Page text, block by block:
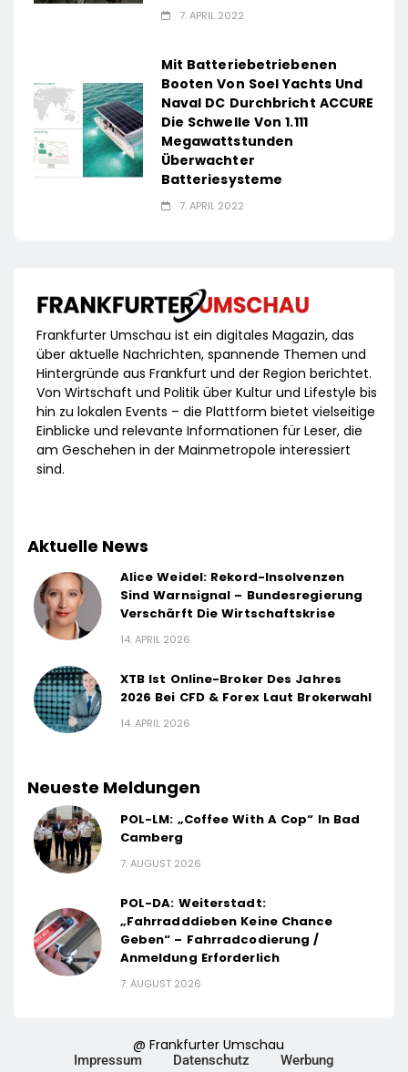
7. APRIL 2022
Mit Batteriebetriebenen
Booten Von Soel Yachts Und
Naval DC Durchbricht ACCURE
Die Schwelle Von 1.111
Megawattstunden
Überwachter
Batteriesysteme
7. APRIL 2022
Frankfurter Umschau ist ein digitales Magazin, das
über aktuelle Nachrichten, spannende Themen und
Hintergründe aus Frankfurt und der Region berichtet.
Von Wirtschaft und Politik über Kultur und Lifestyle bis
hin zu lokalen Events – die Plattform bietet vielseitige
Einblicke und relevante Informationen für Leser, die
am Geschehen in der Mainmetropole interessiert
sind.
Aktuelle News
Alice Weidel: Rekord-Insolvenzen
Sind Warnsignal – Bundesregierung
Verschärft Die Wirtschaftskrise
14. APRIL 2026
XTB Ist Online-Broker Des Jahres
2026 Bei CFD & Forex Laut Brokerwahl
14. APRIL 2026
Neueste Meldungen
POL-LM: „Coffee With A Cop“ In Bad
Camberg
7. AUGUST 2026
POL-DA: Weiterstadt:
„Fahrradddieben Keine Chance
Geben“ – Fahrradcodierung /
Anmeldung Erforderlich
7. AUGUST 2026
@ Frankfurter Umschau
Impressum Datenschutz Werbung